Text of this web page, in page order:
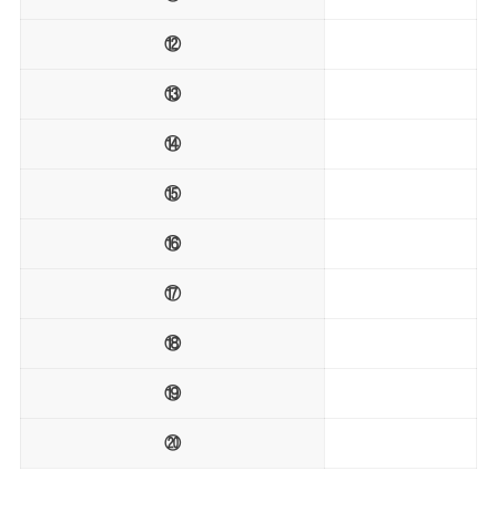
⑫
⑬
⑭
⑮
⑯
⑰
⑱
⑲
⑳